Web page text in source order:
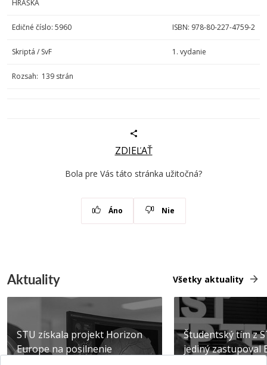
HRAŠKA
Edičné číslo: 5960 ISBN: 978-80-227-4759-2
Skriptá / SvF 1. vydanie
Rozsah: 139 strán
ZDIEĽAŤ
Bola pre Vás táto stránka užitočná?
Áno Nie
Aktuality Všetky aktuality
STU získala projekt Horizon
Europe na posilnenie
Študentský tím z
jediný zastupoval